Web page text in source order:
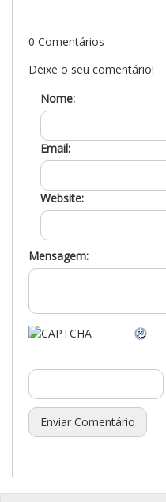
0 Comentários
Deixe o seu comentário!
Nome:
Email:
Website:
Mensagem: